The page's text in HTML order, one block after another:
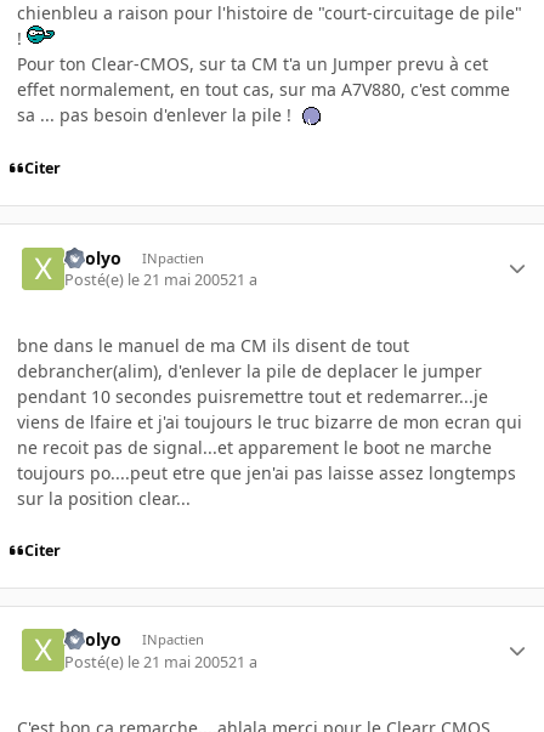
chienbleu a raison pour l'histoire de "court-circuitage de pile"
!
Pour ton Clear-CMOS, sur ta CM t'a un Jumper prevu à cet
effet normalement, en tout cas, sur ma A7V880, c'est comme
sa ... pas besoin d'enlever la pile !
Citer
xoolyo INpactien
Posté(e) le 21 mai 200521 a
bne dans le manuel de ma CM ils disent de tout
debrancher(alim), d'enlever la pile de deplacer le jumper
pendant 10 secondes puisremettre tout et redemarrer...je
viens de lfaire et j'ai toujours le truc bizarre de mon ecran qui
ne recoit pas de signal...et apparement le boot ne marche
toujours po....peut etre que jen'ai pas laisse assez longtemps
sur la position clear...
Citer
xoolyo INpactien
Posté(e) le 21 mai 200521 a
C'est bon ca remarche....ahlala merci pour le Clearr CMOS